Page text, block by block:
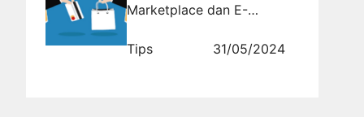
Marketplace dan E-
Tips
31/05/2024